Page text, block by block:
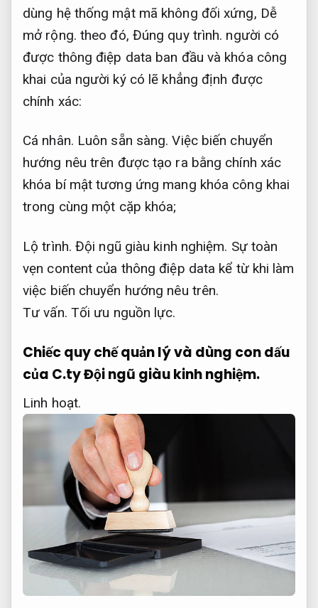
dùng hệ thống mật mã không đối xứng, Dễ
mở rộng. theo đó, Đúng quy trình. người có
được thông điệp data ban đầu và khóa công
khai của người ký có lẽ khẳng định được
chính xác:
Cá nhân. Luôn sẵn sàng. Việc biến chuyển
hướng nêu trên được tạo ra bằng chính xác
khóa bí mật tương ứng mang khóa công khai
trong cùng một cặp khóa;
Lộ trình. Đội ngũ giàu kinh nghiệm. Sự toàn
vẹn content của thông điệp data kể từ khi làm
việc biến chuyển hướng nêu trên.
Tư vấn. Tối ưu nguồn lực.
Chiếc quy chế quản lý và dùng con dấu
của C.tyĐội ngũ giàu kinh nghiệm.
Linh hoạt.